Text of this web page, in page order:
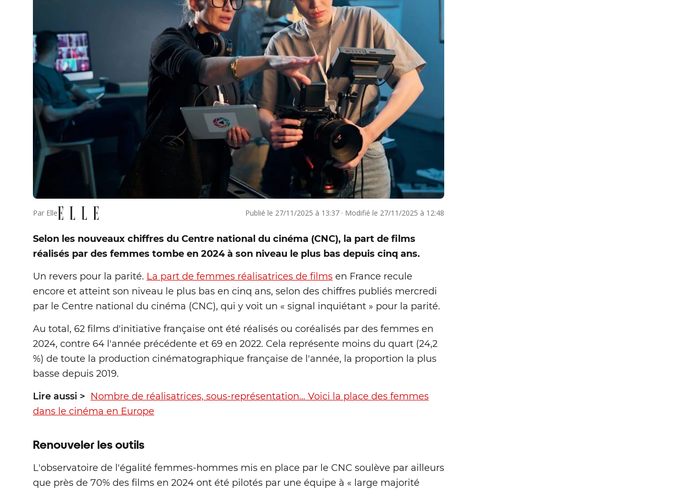
Par Elle Publié le 27/11/2025 à 13:37 · Modifié le 27/11/2025 à 12:48
Selon les nouveaux chiffres du Centre national du cinéma (CNC), la part de films
réalisés par des femmes tombe en 2024 à son niveau le plus bas depuis cinq ans.
Un revers pour la parité. La part de femmes réalisatrices de films en France recule
encore et atteint son niveau le plus bas en cinq ans, selon des chiffres publiés mercredi
par le Centre national du cinéma (CNC), qui y voit un « signal inquiétant » pour la parité.
Au total, 62 films d'initiative française ont été réalisés ou coréalisés par des femmes en
2024, contre 64 l'année précédente et 69 en 2022. Cela représente moins du quart (24,2
%) de toute la production cinématographique française de l'année, la proportion la plus
basse depuis 2019.
Lire aussi > Nombre de réalisatrices, sous-représentation… Voici la place des femmes
dans le cinéma en Europe
Renouveler les outils
L'observatoire de l'égalité femmes-hommes mis en place par le CNC soulève par ailleurs
que près de 70% des films en 2024 ont été pilotés par une équipe à « large majorité